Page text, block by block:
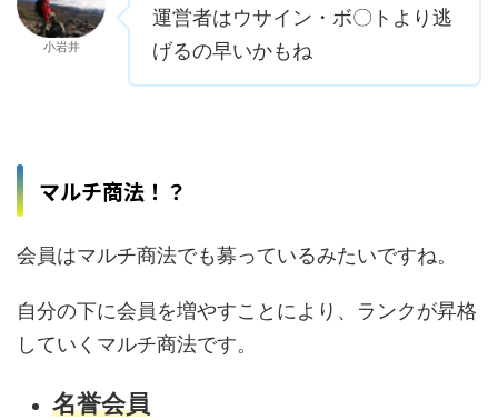
小岩井
運営者はウサイン・ボ〇トより逃
げるの早いかもね
マルチ商法！？
会員はマルチ商法でも募っているみたいですね。
自分の下に会員を増やすことにより、ランクが昇格
していくマルチ商法です。
名誉会員